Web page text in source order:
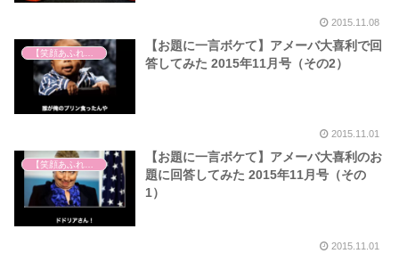
2015.11.08
【お題に一言ボケて】アメーバ大喜利で回
答してみた 2015年11月号（その2）
2015.11.01
【お題に一言ボケて】アメーバ大喜利のお
題に回答してみた 2015年11月号（その
1）
2015.11.01